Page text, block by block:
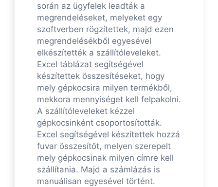
során az ügyfelek leadták a
megrendeléseket, melyeket egy
szoftverben rögzítettek, majd ezen
megrendelésékből egyesével
elkészítették a szállítóleveleket.
Excel táblázat segítségével
készítettek összesítéseket, hogy
mely gépkocsira milyen termékből,
mekkora mennyiséget kell felpakolni.
A szállítóleveleket kézzel
gépkocsinként csoportosították.
Excel segítségével készítettek hozzá
fuvar összesítőt, melyen szerepelt
mely gépkocsinak milyen címre kell
szállítania. Majd a számlázás is
manuálisan egyesével történt.